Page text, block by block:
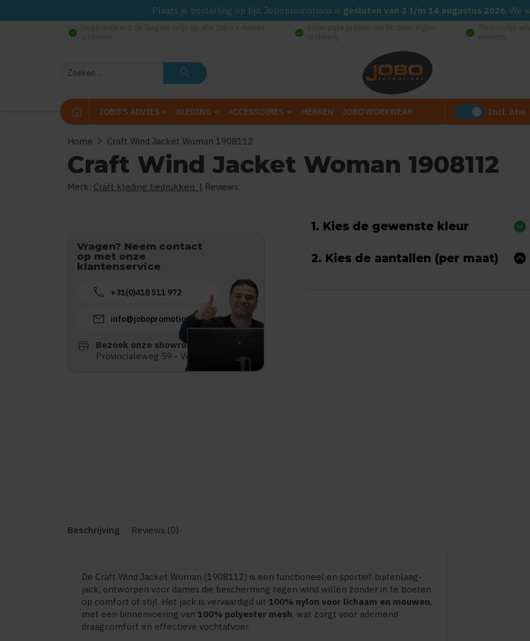
Plaats je bestelling op tijd. Jobopromotions is gesloten van 3 t/m 14 augustus 2026. We
check_circle check_circle check_circle
Zoeken search
home JOBO'S ADVIES KLEDING ACCESSOIRES MERKEN JOBO WORKWEAR Incl. btw
Home chevron_right Craft Wind Jacket Woman 1908112
Craft Wind Jacket Woman 1908112
Merk: Craft kleding bedrukken | Reviews:
Vragen? Neem contact
op met onze
klantenservice
call +31(0)418 511 972
mail info@jobopromotions.nl
store
Bezoek onze showroom:
Provincialeweg 59 - Velddriel
1. Kies de gewenste kleur
2. Kies de aantallen (per maat)
Beschrijving Reviews (0)
De Craft Wind Jacket Woman (1908112) is een functioneel en sportief buitenlaag-
jack, ontworpen voor dames die bescherming tegen wind willen zonder in te boeten
op comfort of stijl. Het jack is vervaardigd uit 100% nylon voor lichaam en mouwen,
met een binnenvoering van 100% polyester mesh, wat zorgt voor ademend
draagcomfort en effectieve vochtafvoer.